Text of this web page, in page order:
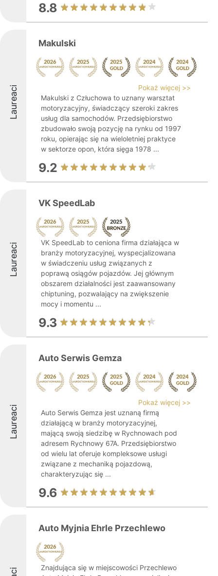
8.8
Laureaci
Makulski
Pokaż więcej >>
Makulski z Człuchowa to uznany warsztat
motoryzacyjny, świadczący szeroki zakres
usług dla samochodów. Przedsiębiorstwo
zbudowało swoją pozycję na rynku od 1997
roku, opierając się na wieloletniej praktyce
w sektorze opon, która sięga 1978 ...
9.2
Laureaci
VK SpeedLab
VK SpeedLab to ceniona firma działająca w
branży motoryzacyjnej, wyspecjalizowana
w świadczeniu usług związanych z
poprawą osiągów pojazdów. Jej głównym
obszarem działalności jest zaawansowany
chiptuning, pozwalający na zwiększenie
mocy i momentu ...
9.3
Laureaci
Auto Serwis Gemza
Pokaż więcej >>
Auto Serwis Gemza jest uznaną firmą
działającą w branży motoryzacyjnej,
mającą swoją siedzibę w Rychnowach pod
adresem Rychnowy 67A. Przedsiębiorstwo
od wielu lat oferuje kompleksowe usługi
związane z mechaniką pojazdową,
charakteryzując się ...
9.6
Auto Myjnia Ehrle Przechlewo
Znajdująca się w miejscowości Przechlewo